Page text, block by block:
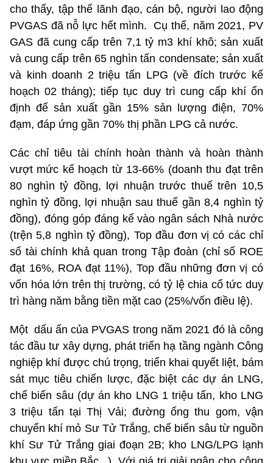
cho thấy, tập thể lãnh đạo, cán bộ, người lao động
PVGAS đã nỗ lực hết mình. Cụ thể, năm 2021, PV
GAS đã cung cấp trên 7,1 tỷ m3 khí khô; sản xuất
và cung cấp trên 65 nghìn tấn condensate; sản xuất
và kinh doanh 2 triệu tấn LPG (về đích trước kế
hoạch 02 tháng); tiếp tục duy trì cung cấp khí ổn
định để sản xuất gần 15% sản lượng điện, 70%
đạm, đáp ứng gần 70% thị phần LPG cả nước.
Các chỉ tiêu tài chính hoàn thành và hoàn thành
vượt mức kế hoạch từ 13-66% (doanh thu đạt trên
80 nghìn tỷ đồng, lợi nhuận trước thuế trên 10,5
nghìn tỷ đồng, lợi nhuận sau thuế gần 8,4 nghìn tỷ
đồng), đóng góp đáng kể vào ngân sách Nhà nước
(trện 5,8 nghìn tỷ đồng), Top đầu đơn vị có các chỉ
số tài chính khả quan trong Tập đoàn (chỉ số ROE
đạt 16%, ROA đạt 11%), Top đầu những đơn vị có
vốn hóa lớn trên thị trường, có tỷ lệ chia cổ tức duy
trì hàng năm bằng tiền mặt cao (25%/vốn điều lệ).
Một dấu ấn của PVGAS trong năm 2021 đó là công
tác đầu tư xây dựng, phát triển hạ tầng ngành Công
nghiệp khí được chú trọng, triển khai quyết liệt, bám
sát mục tiêu chiến lược, đặc biệt các dự án LNG,
chế biến sâu (dự án kho LNG 1 triệu tấn, kho LNG
3 triệu tấn tại Thị Vải; đường ống thu gom, vận
chuyển khí mỏ Sư Tử Trắng, chế biến sâu từ nguồn
khí Sư Tử Trắng giai đoạn 2B; kho LNG/LPG lạnh